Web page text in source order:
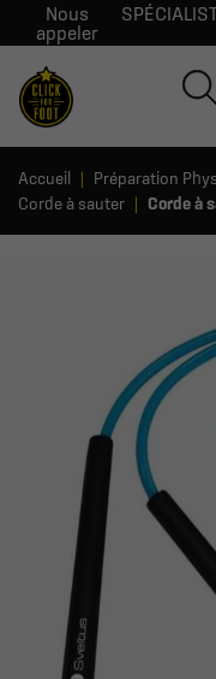
Nous
appeler
Accueil Préparation
Corde à sauter
Corde à